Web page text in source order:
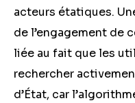
acteurs étatiques.
de l’engagement de
liée au fait que les
rechercher
d’État, car